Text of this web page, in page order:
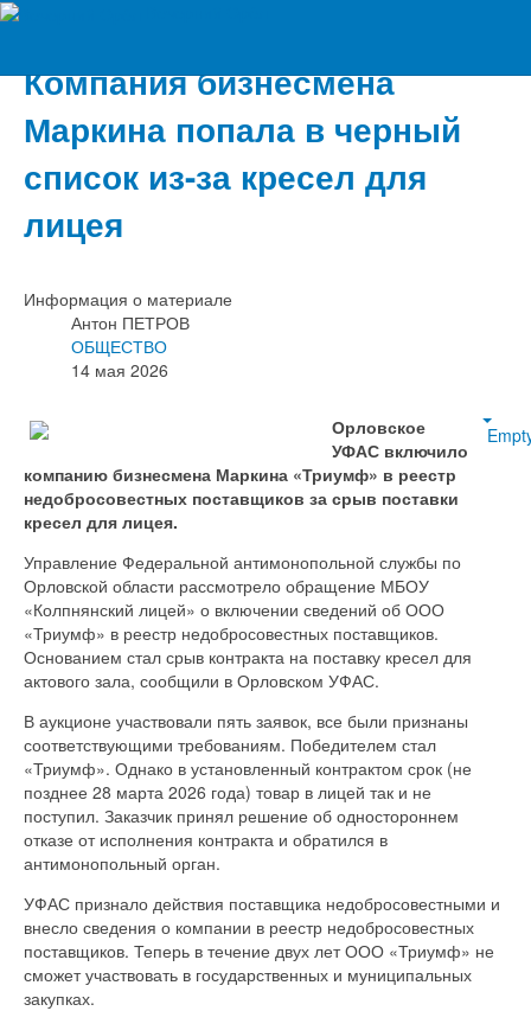
Компания бизнесмена
Маркина попала в черный
список из-за кресел для
лицея
Информация о материале
Антон ПЕТРОВ
ОБЩЕСТВО
14 мая 2026
Орловское
УФАС включило
компанию бизнесмена Маркина «Триумф» в реестр
недобросовестных поставщиков за срыв поставки
кресел для лицея.
Управление Федеральной антимонопольной службы по
Орловской области рассмотрело обращение МБОУ
«Колпнянский лицей» о включении сведений об ООО
«Триумф» в реестр недобросовестных поставщиков.
Основанием стал срыв контракта на поставку кресел для
актового зала, сообщили в Орловском УФАС.
В аукционе участвовали пять заявок, все были признаны
соответствующими требованиям. Победителем стал
«Триумф». Однако в установленный контрактом срок (не
позднее 28 марта 2026 года) товар в лицей так и не
поступил. Заказчик принял решение об одностороннем
отказе от исполнения контракта и обратился в
антимонопольный орган.
УФАС признало действия поставщика недобросовестными и
внесло сведения о компании в реестр недобросовестных
поставщиков. Теперь в течение двух лет ООО «Триумф» не
сможет участвовать в государственных и муниципальных
закупках.